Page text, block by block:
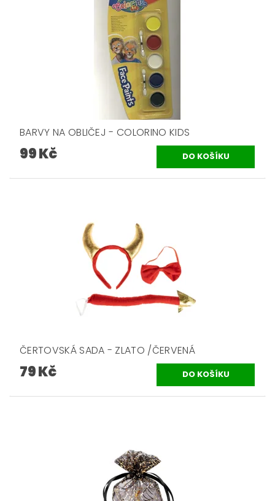
BARVY NA OBLIČEJ - COLORINO KIDS
99 Kč
ČERTOVSKÁ SADA - ZLATO /ČERVENÁ
79 Kč